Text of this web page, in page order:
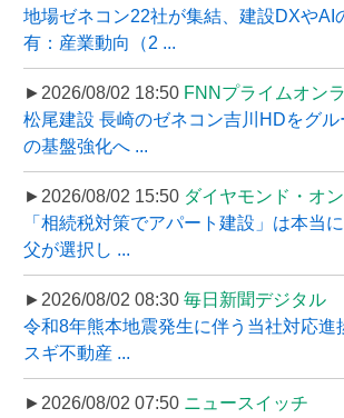
地場ゼネコン22社が集結、建設DXやAI
有：産業動向（2 ...
►2026/08/02 18:50 FNNプライムオン
松尾建設 長崎のゼネコン吉川HDをグル
の基盤強化へ ...
►2026/08/02 15:50 ダイヤモンド・オ
「相続税対策でアパート建設」は本当
父が選択し ...
►2026/08/02 08:30 毎日新聞デジタル
令和8年熊本地震発生に伴う当社対応進
スギ不動産 ...
►2026/08/02 07:50 ニュースイッチ